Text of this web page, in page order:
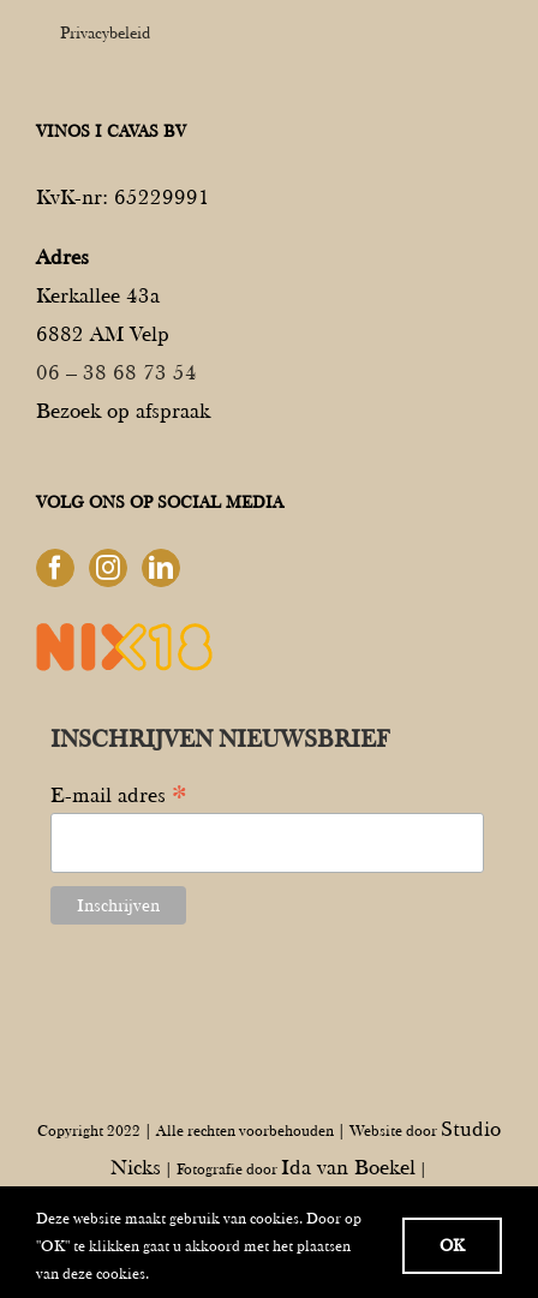
Privacybeleid
VINOS I CAVAS BV
KvK-nr: 65229991
Adres
Kerkallee 43a
6882 AM Velp
06 – 38 68 73 54
Bezoek op afspraak
VOLG ONS OP SOCIAL MEDIA
INSCHRIJVEN NIEUWSBRIEF
E-mail adres *
Copyright 2022 | Alle rechten voorbehouden | Website door Studio
Nicks | Fotografie door Ida van Boekel
FacebookInstagramLinkedIn
Deze website maakt gebruik van cookies. Door op
"OK" te klikken gaat u akkoord met het plaatsen
van deze cookies.
OK